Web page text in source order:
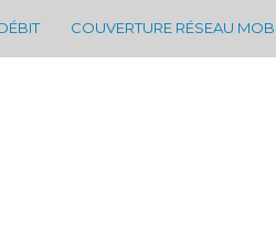
COUVERTURE RÉSEAU